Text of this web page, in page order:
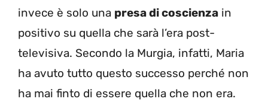
invece è solo una presa di coscienza in
positivo su quella che sarà l’era post-
televisiva. Secondo la Murgia, infatti, Maria
ha avuto tutto questo successo perché non
ha mai finto di essere quella che non era.